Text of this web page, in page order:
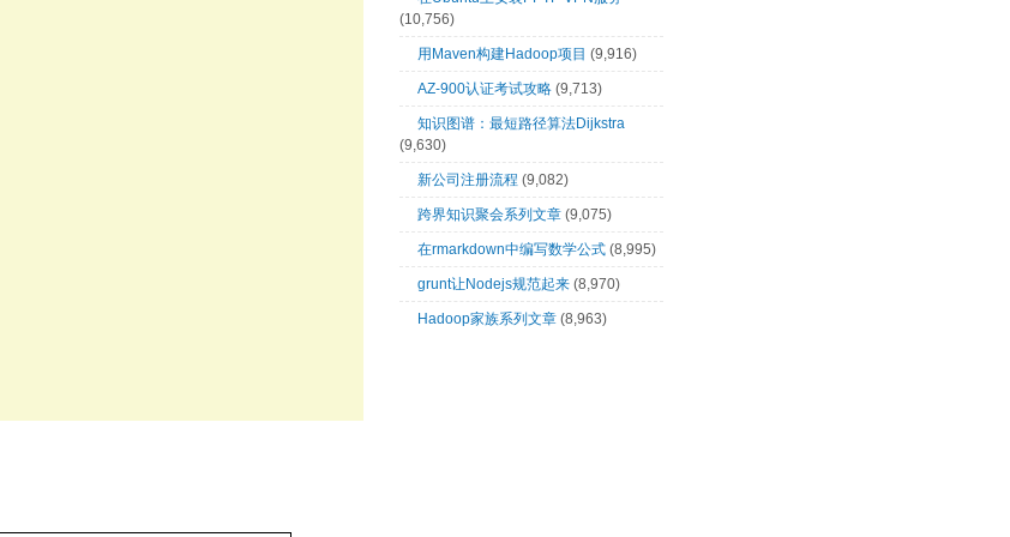
(10,756)
用Maven构建Hadoop项目 (9,916)
AZ-900认证考试攻略 (9,713)
知识图谱：最短路径算法Dijkstra
(9,630)
新公司注册流程 (9,082)
跨界知识聚会系列文章 (9,075)
在rmarkdown中编写数学公式 (8,995)
grunt让Nodejs规范起来 (8,970)
Hadoop家族系列文章 (8,963)